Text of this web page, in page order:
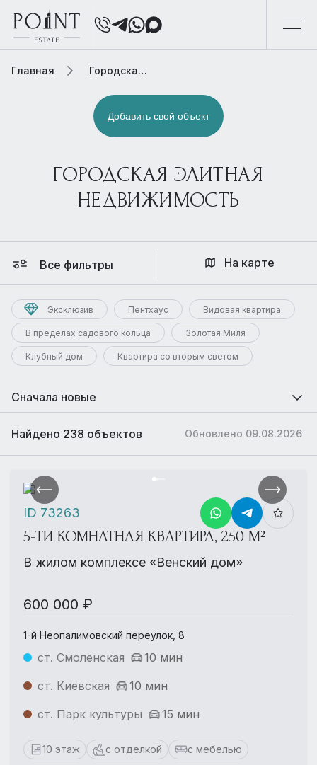
Главная Городская элитная недвижимость
Добавить свой объект
ГОРОДСКАЯ ЭЛИТНАЯ
НЕДВИЖИМОСТЬ
Все фильтры
Эксклюзив Пентхаус Видовая квартира
В пределах садового кольца Золотая Миля
Клубный дом Квартира со вторым светом
На карте
Сначала новые
Обновлено 09.08.2026
Найдено 238 объектов
5-ТИ КОМНАТНАЯ КВАРТИРА, 250 М²
В жилом комплексе «Венский дом»
600 000 ₽
1-й Неопалимовский переулок, 8
ст. Смоленская
10 мин
ст. Киевская
10 мин
ст. Парк культуры
15 мин
10 этаж с отделкой с мебелью
ID 73263